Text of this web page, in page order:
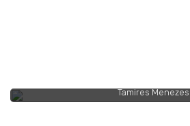
Tamires Menezes